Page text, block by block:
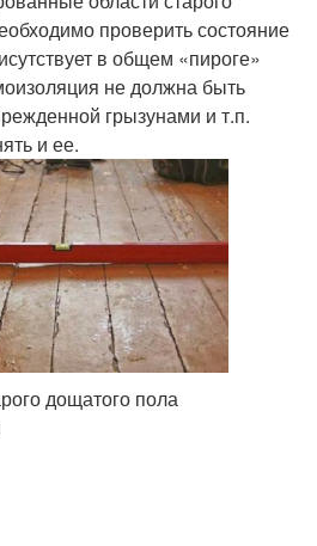
проверить состояние
в общем «пироге»
не должна быть
грызунами и т.п.
и ее.
дощатого пола